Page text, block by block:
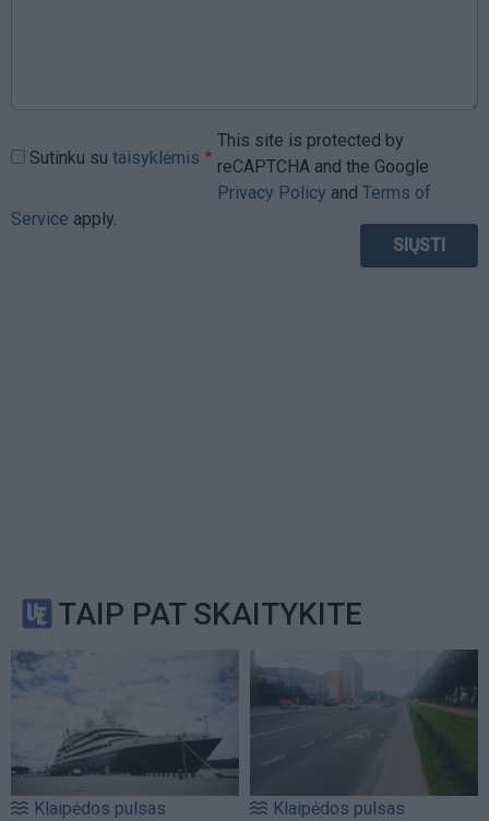
Sutinku su taisyklėmis
This site is protected by
reCAPTCHA and the Google
Privacy Policy and Terms of
Service apply.
TAIP PAT SKAITYKITE
Klaipėdos pulsas Klaipėdos pulsas